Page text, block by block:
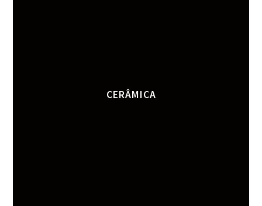
CERÂMICA